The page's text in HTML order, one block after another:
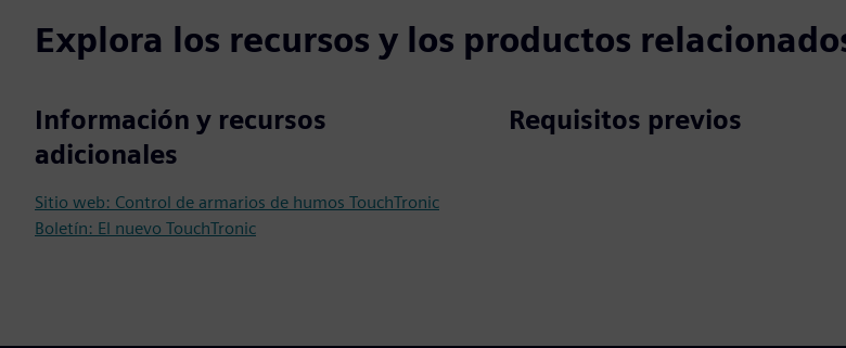
Explora los recursos y los productos
Información y recursos
adicionales
Sitio web: Control de armarios de humos TouchTronic
Boletín: El nuevo TouchTronic
Requisitos previos